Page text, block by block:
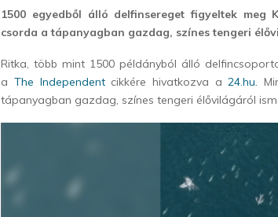
1500 egyedből álló delfinsereget figyeltek
csorda a tápanyagban gazdag, színes tengeri
Ritka, több mint 1500 példányból álló
a The Independentcikkére hivatkozva a24.hu.
tápanyagban gazdag, színes tengeri élővilágáról